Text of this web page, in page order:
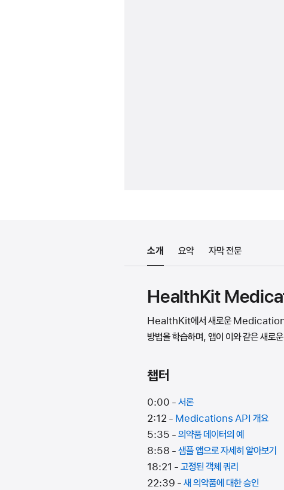
소개 요약 자막 전문
HealthKit
HealthKit에서 새로운 Medications
방법을 학습하며, 앱이 이와 같은 새로
챕터
0:00 -서론
2:12 - Medications API 개요
5:35 -의약품 데이터의 예
8:58 -샘플 앱으로 자세히 알아보기
18:21 -고정된 객체 쿼리
22:39 -새 의약품에 대한 승인